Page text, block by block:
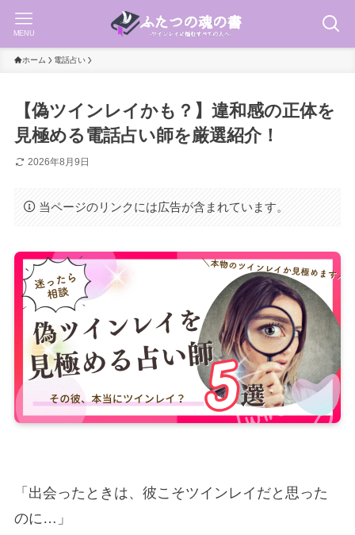
MENU
ホーム 電話占い
【偽ツインレイかも？】違和感の正体を
見極める電話占い師を厳選紹介！
2026年8月9日
当ページのリンクには広告が含まれています。
「出会ったときは、彼こそツインレイだと思った
のに…」